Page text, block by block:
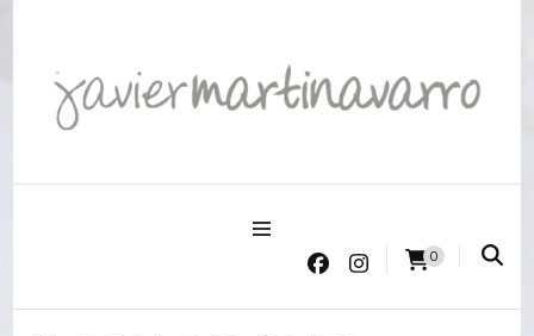
Joyería Javier Martinavarro
0